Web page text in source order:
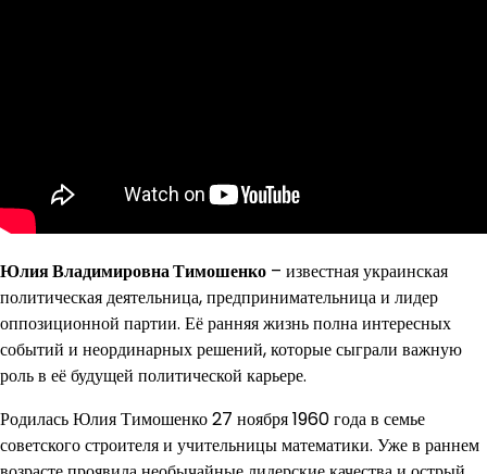
Юлия Владимировна Тимошенко – известная украинская
политическая деятельница, предпринимательница и лидер
оппозиционной партии. Её ранняя жизнь полна интересных
событий и неординарных решений, которые сыграли важную
роль в её будущей политической карьере.
Родилась Юлия Тимошенко 27 ноября 1960 года в семье
советского строителя и учительницы математики. Уже в раннем